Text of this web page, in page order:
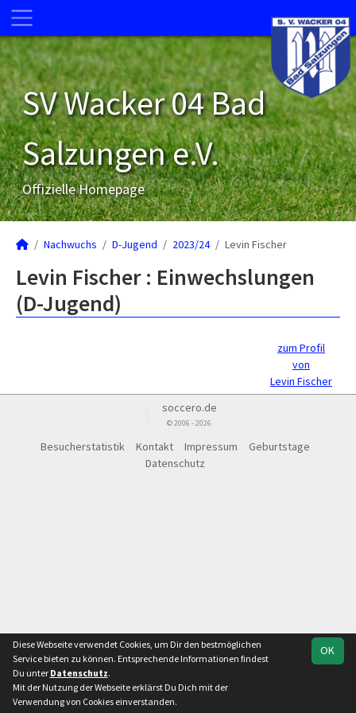
SV Wacker 04 Bad
Salzungen e.V.
Offizielle Homepage
Nachwuchs D-Jugend 2023/24 Levin Fischer
Levin Fischer : Einwechslungen
(D-Jugend)
zum Profil
von
Levin Fischer
soccero.de
© 2006 - 2026
Besucherstatistik Kontakt Impressum
Geburtstage
Datenschutz
OK
Diese Webseite verwendet Cookies, um Dir den bestmöglichen
Service bieten zu können. Entsprechende Informationen findest
Du unter Datenschutz.
Mit der Nutzung der Webseite erklärst Du Dich mit der
Verwendung von Cookies einverstanden.